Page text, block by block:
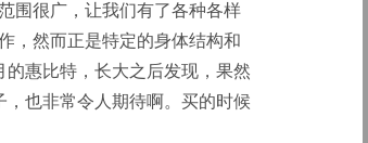
围很广，让我们有了各种各样
，然而正是特定的身体结构和
惠比特，长大之后发现，果然
也非常令人期待啊。买的时候